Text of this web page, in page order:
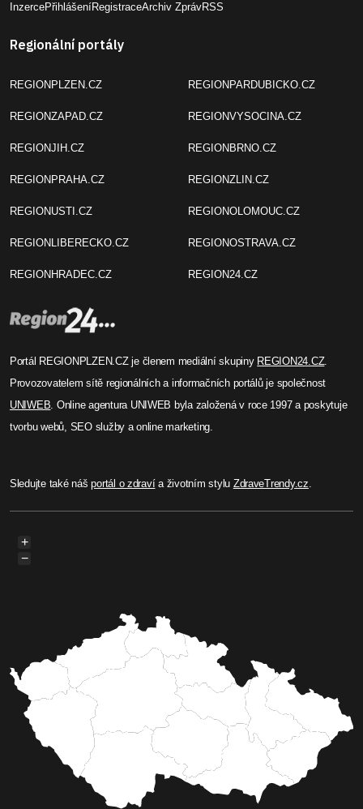
InzercePřihlášeníRegistraceArchiv ZprávRSS
Regionální portály
REGIONPLZEN.CZ
REGIONZAPAD.CZ
REGIONJIH.CZ
REGIONPRAHA.CZ
REGIONUSTI.CZ
REGIONLIBERECKO.CZ
REGIONHRADEC.CZ
REGIONPARDUBICKO.CZ
REGIONVYSOCINA.CZ
REGIONBRNO.CZ
REGIONZLIN.CZ
REGIONOLOMOUC.CZ
REGIONOSTRAVA.CZ
REGION24.CZ
Portál REGIONPLZEN.CZ je členem mediální skupiny REGION24.CZ.
Provozovatelem sítě regionálních a informačních portálů je společnost
UNIWEB. Online agentura UNIWEB byla založená v roce 1997 a poskytuje
tvorbu webů, SEO služby a online marketing.
Sledujte také nášportál o zdravía životním stylu ZdraveTrendy.cz.
+
−